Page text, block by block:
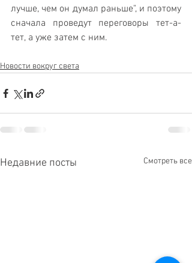
лучше, чем он думал раньше", и поэтому
сначала проведут переговоры тет-а-
тет, а уже затем с ним.
Новости вокруг света
Недавние посты Смотреть все